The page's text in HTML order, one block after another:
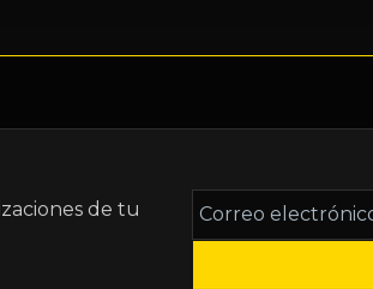
de tu
Correo
electrónico
*